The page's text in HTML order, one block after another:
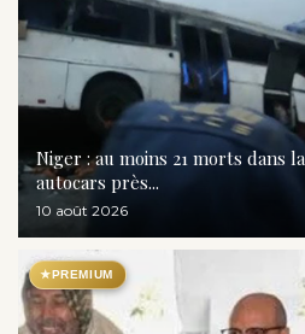
Niger : au moins 21 morts dans
autocars près...
10 août 2026
★PREMIUM